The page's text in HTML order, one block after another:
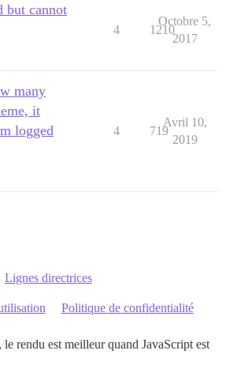
but cannot
4 1210
Octobre 5,
2017
many
it
logged
4 719
Avril 10,
2019
Lignes directrices
Politique de confidentialité
le rendu est meilleur quand JavaScript est